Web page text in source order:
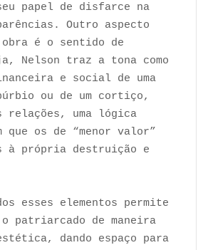
papel de disfarce na
Outro aspecto
é o sentido de
Nelson traz a tona como
e social de uma
ou de um cortiço,
relações, uma lógica
os de “menor valor”
à própria destruição e
esses elementos permite
patriarcado de maneira
dando espaço para